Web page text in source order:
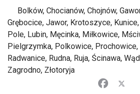
Bolków, Chocianów, Chojnów,
Grębocice, Jawor, Krotoszyce,
Pole, Lubin, Męcinka, Miłkowice,
Pielgrzymka, Polkowice,
Radwanice, Rudna, Ruja, Ścinawa,
Zagrodno, Złotoryja